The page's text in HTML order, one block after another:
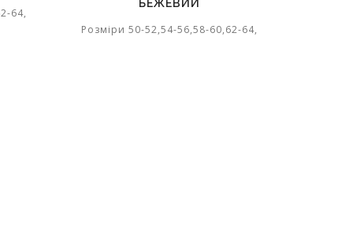
64,
БЕЖЕВИЙ
Розміри 50-52,54-56,58-60,62-64,